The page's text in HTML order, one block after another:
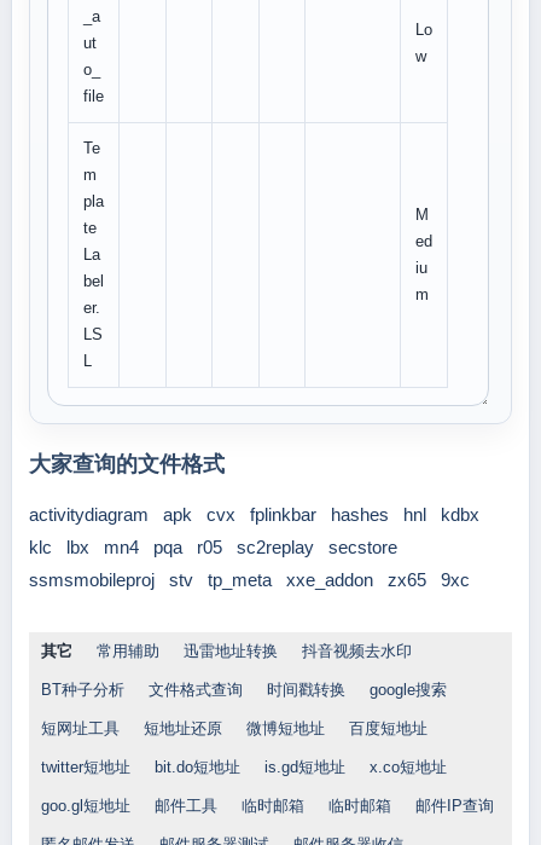
_a
ut
o_
file
Lo
w
Te
m
pla
te
La
bel
er.
LS
L
M
ed
iu
m
大家查询的文件格式
activitydiagram apk cvx fplinkbar hashes hnl
kdbx
klc
lbx mn4 pqa r05 sc2replay
secstore
ssmsmobileproj
stv tp_meta xxe_addon zx65 9xc
其它 常用辅助 迅雷地址转换 抖音视频去水印
BT种子分析 文件格式查询 时间戳转换 google搜索
短网址工具 短地址还原 微博短地址 百度短地址
twitter短地址 bit.do短地址 is.gd短地址 x.co短地址
goo.gl短地址 邮件工具 临时邮箱 临时邮箱 邮件IP查询